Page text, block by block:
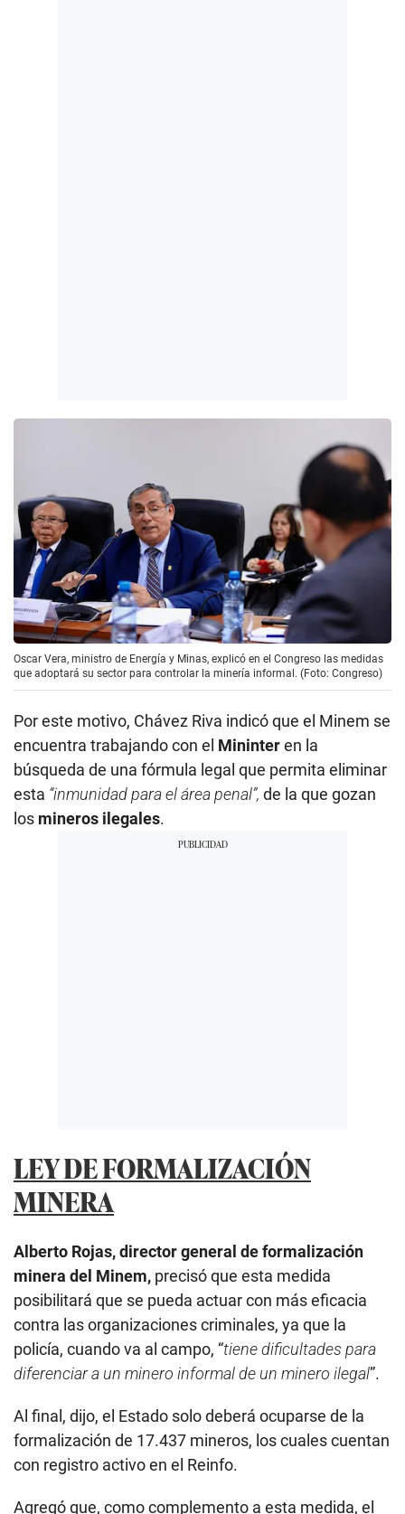
Oscar Vera, ministro de Energía y Minas, explicó en el Congreso las medidas
que adoptará su sector para controlar la minería informal. (Foto: Congreso)
Por este motivo, Chávez Riva indicó que el Minem se
encuentra trabajando con el Mininteren la
búsqueda de una fórmula legal que permita eliminar
esta “inmunidad para el área penal”, de la que gozan
los mineros ilegales.
LEY DE FORMALIZACIÓN
MINERA
Alberto Rojas, director general de formalización
minera del Minem, precisó que esta medida
posibilitará que se pueda actuar con más eficacia
contra las organizaciones criminales, ya que la
policía, cuando va al campo, “tiene dificultades para
diferenciar a un minero informal de un minero ilegal”.
Al final, dijo, el Estado solo deberá ocuparse de la
formalización de 17.437 mineros, los cuales cuentan
con registro activo en el Reinfo.
Agregó que, como complemento a esta medida, el